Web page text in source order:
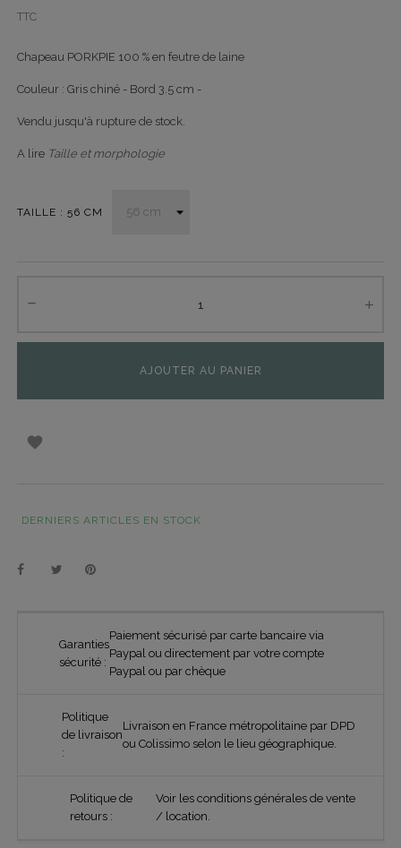
TTC
Chapeau PORKPIE 100 % en feutre de laine
Couleur : Gris chiné - Bord 3.5 cm -
Vendu jusqu'à rupture de stock.
A lire Taille et morphologie
TAILLE : 56 CM
AJOUTER AU PANIER

DERNIERS ARTICLES EN STOCK
Garanties
sécurité :
Paiement sécurisé par carte bancaire via
Paypal ou directement par votre compte
Paypal ou par chèque
Politique
de livraison
:
Livraison en France métropolitaine par DPD
ou Colissimo selon le lieu géographique.
Politique de
retours :
Voir les conditions générales de vente
/ location.